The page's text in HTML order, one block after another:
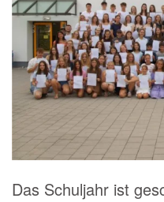
Das Schuljahr ist